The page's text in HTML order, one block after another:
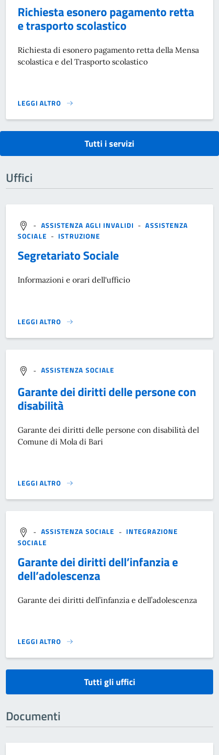
Richiesta esonero pagamento retta
e trasporto scolastico
Richiesta di esonero pagamento retta della Mensa
scolastica e del Trasporto scolastico
LEGGI ALTRO
RICHIESTA ESONERO PAGAMENTO RETTA E TRASPORTO
Tutti i servizi
Uffici
- ASSISTENZA AGLI INVALIDI -ASSISTENZA
SOCIALE - ISTRUZIONE
Segretariato Sociale
Informazioni e orari dell'ufficio
LEGGI ALTRO
}
- ASSISTENZA SOCIALE
Garante dei diritti delle persone con
disabilità
Garante dei diritti delle persone con disabilità del
Comune di Mola di Bari
LEGGI ALTRO
}
- ASSISTENZA SOCIALE - INTEGRAZIONE
SOCIALE
Garante dei diritti dell’infanzia e
dell’adolescenza
Garante dei diritti dell’infanzia e dell’adolescenza
LEGGI ALTRO
}
Tutti gli uffici
Documenti